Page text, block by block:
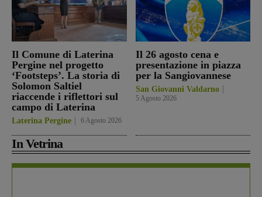
Il Comune di Laterina
Pergine nel progetto
‘Footsteps’. La storia di
Solomon Saltiel
riaccende i riflettori sul
campo di Laterina
Laterina Pergine 6 Agosto 2026
Il 26 agosto cena e
presentazione in piazza
per la Sangiovannese
San Giovanni Valdarno
5 Agosto 2026
In Vetrina